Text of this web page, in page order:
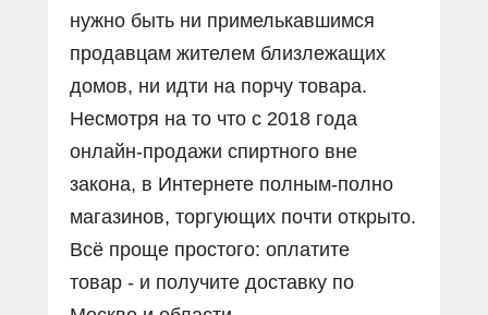
нужно быть ни примелькавшимся
продавцам жителем близлежащих
домов, ни идти на порчу товара.
Несмотря на то что с 2018 года
онлайн-продажи спиртного вне
закона, в Интернете полным-полно
магазинов, торгующих почти открыто.
Всё проще простого: оплатите
товар - и получите доставку по